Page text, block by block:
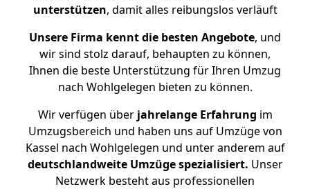
unterstützen, damit alles reibungslos verläuft
Unsere Firma kennt die besten Angebote, und
wir sind stolz darauf, behaupten zu können,
Ihnen die beste Unterstützung für Ihren Umzug
nach Wohlgelegen bieten zu können.
Wir verfügen überjahrelange Erfahrung im
Umzugsbereich und haben uns auf Umzüge von
Kassel nach Wohlgelegen und unter anderem auf
deutschlandweite Umzüge spezialisiert. Unser
Netzwerk besteht aus professionellen